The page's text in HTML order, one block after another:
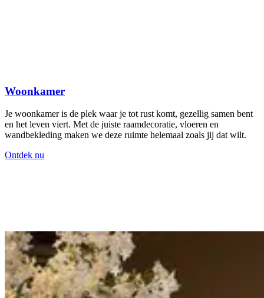
Woonkamer
Je woonkamer is de plek waar je tot rust komt, gezellig samen bent
en het leven viert. Met de juiste raamdecoratie, vloeren en
wandbekleding maken we deze ruimte helemaal zoals jij dat wilt.
Ontdek nu